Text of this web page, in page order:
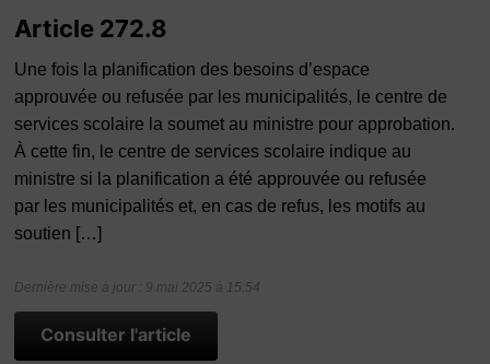
Article 272.8
Une fois la planification des besoins d’espace
approuvée ou refusée par les municipalités, le centre de
services scolaire la soumet au ministre pour approbation.
À cette fin, le centre de services scolaire indique au
ministre si la planification a été approuvée ou refusée
par les municipalités et, en cas de refus, les motifs au
soutien […]
Dernière mise à jour : 9 mai 2025 à 15:54
Consulter l'article